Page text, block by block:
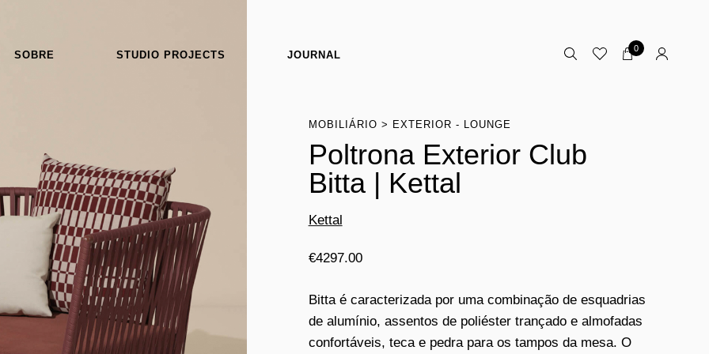
SOBRE STUDIO PROJECTS JOURNAL
0
MOBILIÁRIO EXTERIOR - LOUNGE
Poltrona Exterior Club
Bitta | Kettal
Kettal
€4297.00
Bitta é caracterizada por uma combinação de esquadrias
de alumínio, assentos de poliéster trançado e almofadas
confortáveis, teca e pedra para os tampos da mesa. O